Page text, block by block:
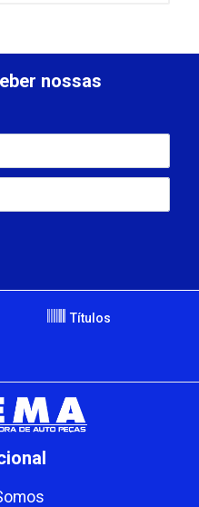
nossas
Títulos